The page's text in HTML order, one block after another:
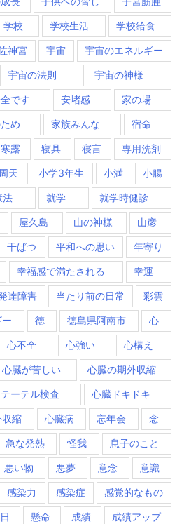
学校 学校生活 学校給食
神宮 宇宙 宇宙のエネルギー
宇宙の法則 宇宙の神様
です 安堵感 家の場
め 家族みんな 宿命
寒露 寝具 寝言 専用洗剤
天 小学3年生 小満 小腸
法 就学 就学時健診
屋久島 山の神様 山彦
干ばつ 平和への思い 年寄り
幸福感で満たされる 幸運
達障害 当たり前の日常 彩雲
徳 徳島県阿南市 心
心不全 心強い 心構え
心臓が苦しい 心臓の期外収縮
ーテル検査 心臓ドキドキ
縮 心臓病 忘年会 念
急な発熱 怪我 息子のこと
悪い物 悪夢 意念 意識
感染力 感染症 感覚的なもの
懸命 成績 成績アップ